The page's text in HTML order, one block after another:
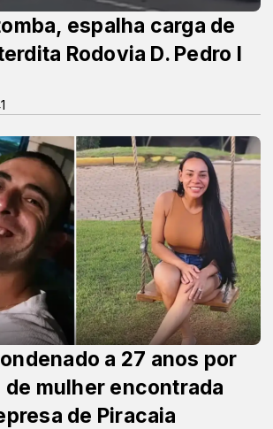
espalha carga de
Rodovia D. Pedro I
a 27 anos por
mulher encontrada
de Piracaia